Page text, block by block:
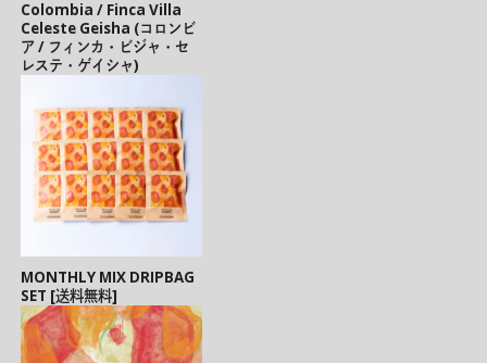
Colombia / Finca Villa
Celeste Geisha (コロンビ
ア / フィンカ・ビジャ・セ
レステ・ゲイシャ)
MONTHLY MIX DRIPBAG
SET [送料無料]